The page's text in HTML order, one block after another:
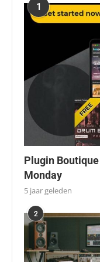
1
Plugin
Monday
5 jaar geleden
2